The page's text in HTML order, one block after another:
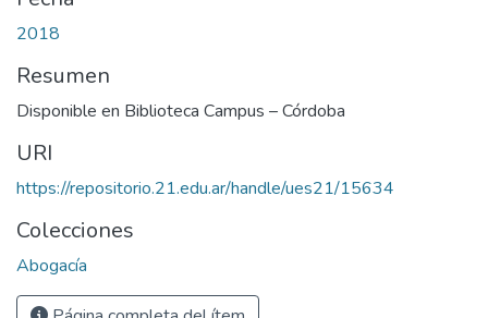
2018
Resumen
Disponible en Biblioteca Campus – Córdoba
URI
https://repositorio.21.edu.ar/handle/ues21/15634
Colecciones
Abogacía